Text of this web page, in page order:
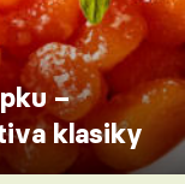
–
klasiky